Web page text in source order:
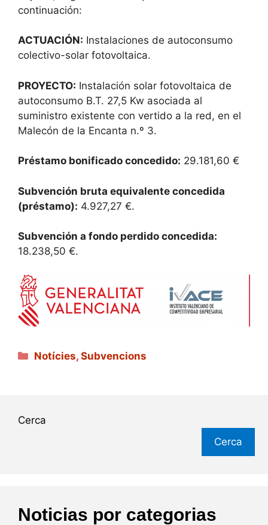
continuación:
ACTUACIÓN: Instalaciones de autoconsumo
colectivo-solar fotovoltaica.
PROYECTO: Instalación solar fotovoltaica de
autoconsumo B.T. 27,5 Kw asociada al
suministro existente con vertido a la red, en el
Malecón de la Encanta n.º 3.
Préstamo bonificado concedido: 29.181,60 €
Subvención bruta equivalente concedida
(préstamo): 4.927,27 €.
Subvención a fondo perdido concedida:
18.238,50 €.
Categories
Notícies,Subvencions
Cerca
Cerca
Noticias por categorias